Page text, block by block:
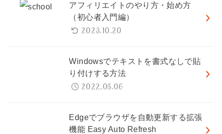
アフィリエイトのやり方・始め方
（初心者入門編）
2023.10.20
Windowsでテキストを書式なしで貼
り付けする方法
2022.05.06
Edgeでブラウザを自動更新する拡張
機能 Easy Auto Refresh